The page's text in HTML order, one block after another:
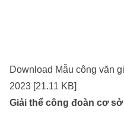
Download Mẫu công văn
2023 [21.11 KB]
Giải thể công đoàn cơ sở